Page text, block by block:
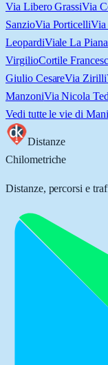
Via Libero GrassiVia
SanzioVia PorticelliVia
LeopardiViale La Piana
VirgilioCortile
Giulio CesareVia Zirilli
ManzoniVia Nicola
Vedi tutte le vie di
Distanze
Chilometriche
Distanze, percorsi e